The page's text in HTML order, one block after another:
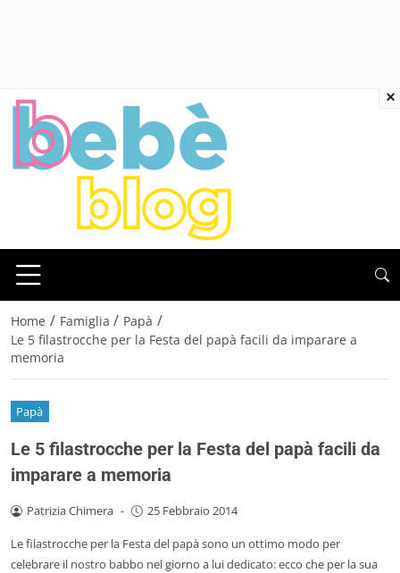
Home / Famiglia / Papà /
Le 5 filastrocche per la Festa del papà facili da imparare a
memoria
Papà
Le 5 filastrocche per la Festa del papà facili da
imparare a memoria
Patrizia Chimera - 25 Febbraio 2014
Le filastrocche per la Festa del papà sono un ottimo modo per
celebrare il nostro babbo nel giorno a lui dedicato: ecco che per la sua
×